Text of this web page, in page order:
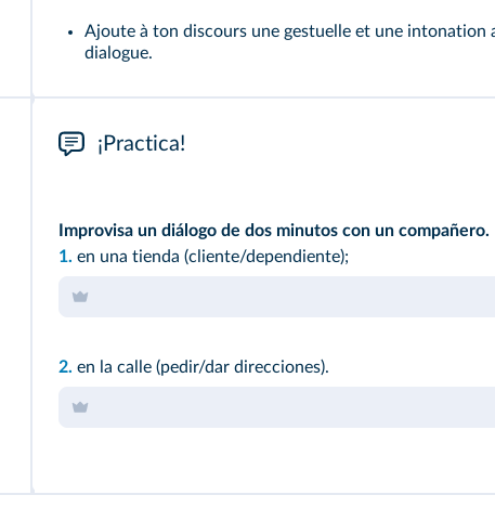
Ajoute à ton discours une gestuelle et une intonation
dialogue.
¡Practica!
Improvisa un diálogo de dos minutos con un compañero.
1. en una tienda (cliente/dependiente);
2. en la calle (pedir/dar direcciones).